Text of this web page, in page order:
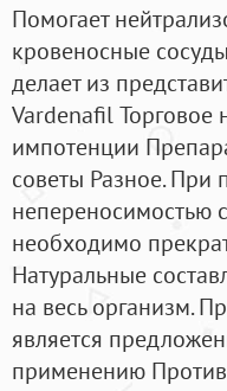
Помогает
кровеносные
делает из
Vardenafil Торговое
импотенции
советы Разное. При
непереносимостью
необходимо
Натуральные
на весь организм.
является
применению